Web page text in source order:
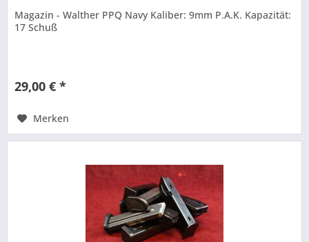
Magazin - Walther PPQ Navy Kaliber: 9mm P.A.K. Kapazität:
17 Schuß
29,00 € *
Merken